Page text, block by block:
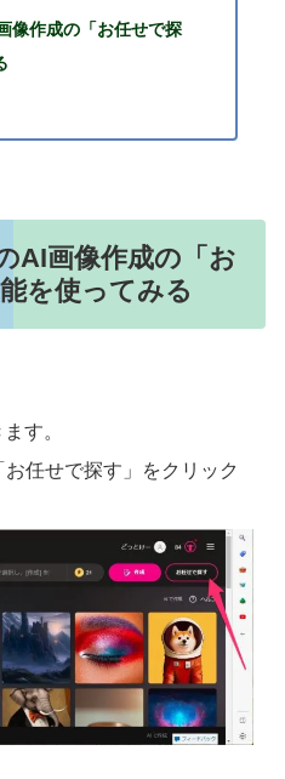
作成の「お任せで探
AI画像作成の「お
を使ってみる
す。
任せで探す」をクリック